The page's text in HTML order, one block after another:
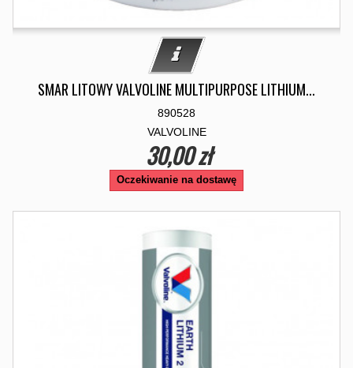
SMAR LITOWY VALVOLINE MULTIPURPOSE LITHIUM...
890528
VALVOLINE
30,00 zł
Oczekiwanie na dostawę